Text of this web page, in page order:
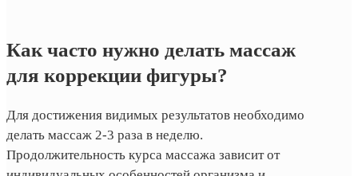
Как часто нужно делать массаж
для коррекции фигуры?
Для достижения видимых результатов необходимо
делать массаж 2-3 раза в неделю.
Продолжительность курса массажа зависит от